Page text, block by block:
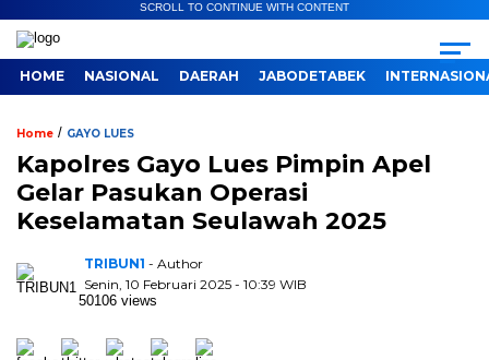
SCROLL TO CONTINUE WITH CONTENT
HOME NASIONAL DAERAH JABODETABEK
Home / GAYO LUES
Kapolres Gayo Lues Pimpin Apel
Gelar Pasukan Operasi
Keselamatan Seulawah 2025
TRIBUN1 - Author
Senin, 10 Februari 2025 - 10:39 WIB
50106 views